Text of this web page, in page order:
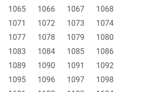
1065 1066 1067
1068
1071 1072 1073
1074
1077 1078 1079
1080
1083 1084 1085
1086
1089 1090 1091
1092
1095 1096 1097
1098